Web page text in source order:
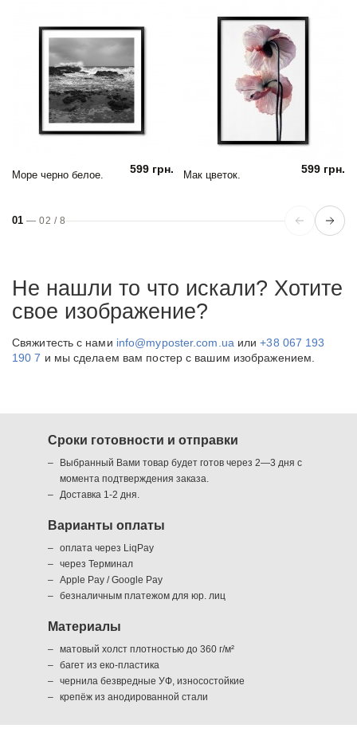
Море черно белое. 599 грн. Мак цветок. 599 грн.
01 —02 / 8
Не нашли то что искали? Хотите
свое изображение?
Свяжитесть с нами info@myposter.com.ua или+38 067 193
190 7 и мы сделаем вам постер с вашим изображением.
Сроки готовности и отправки
Выбранный Вами товар будет готов через 2—3 дня с
момента подтверждения заказа.
Доставка 1-2 дня.
Варианты оплаты
оплата через LiqPay
через Терминал
Apple Pay / Google Pay
безналичным платежом для юр. лиц
Материалы
матовый холст плотностью до 360 г/м²
багет из еко-пластика
чернила безвредные УФ, износостойкие
крепёж из анодированной стали